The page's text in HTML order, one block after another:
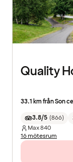
Quality
33.1 km från Son
3.8/5 (866)
Max840
16 mötesrum